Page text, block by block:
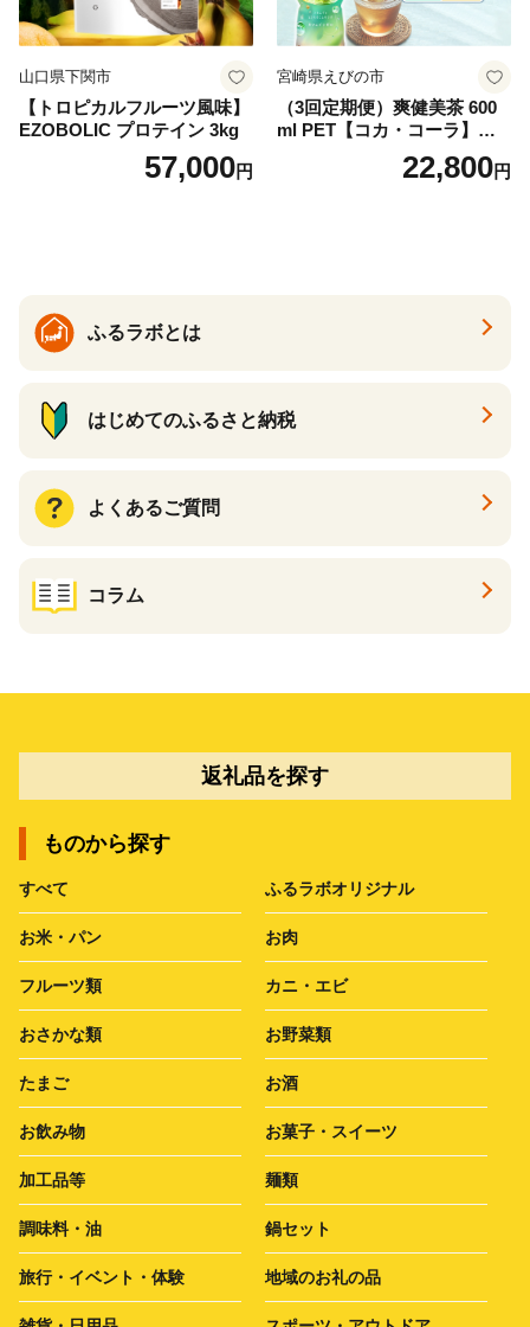
山口県下関市
【トロピカルフルーツ風味】
EZOBOLIC プロテイン 3kg
57,000円
宮崎県えびの市
（3回定期便）爽健美茶 600
ml PET【コカ・コーラ】ペ
ットボトル 1ケース(24本) 定
期便 3回(72本) セット お茶
22,800円
ふるラボとは
はじめてのふるさと納税
よくあるご質問
コラム
返礼品を探す
ものから探す
すべて ふるラボオリジナル
お米・パン お肉
フルーツ類 カニ・エビ
おさかな類 お野菜類
たまご お酒
お飲み物 お菓子・スイーツ
加工品等 麺類
調味料・油 鍋セット
旅行・イベント・体験 地域のお礼の品